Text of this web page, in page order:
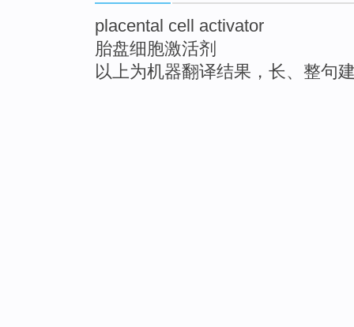
placental cell activator
胎盘细胞激活剂
以上为机器翻译结果，长、整句